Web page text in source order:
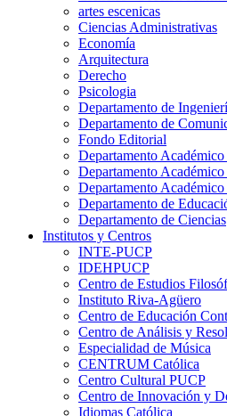
artes escenicas
Ciencias Administrativas
Economía
Arquitectura
Derecho
Psicologia
Departamento de
Departamento de
Fondo Editorial
Departamento
Departamento
Departamento
Departamento de
Departamento de Ciencias
Institutos y Centros
INTE-PUCP
IDEHPUCP
Centro de Estudios
Instituto Riva-Agüero
Centro de Educación
Centro de Análisis y
Especialidad de Música
CENTRUM Católica
Centro Cultural PUCP
Centro de Innovación y
Idiomas Católica